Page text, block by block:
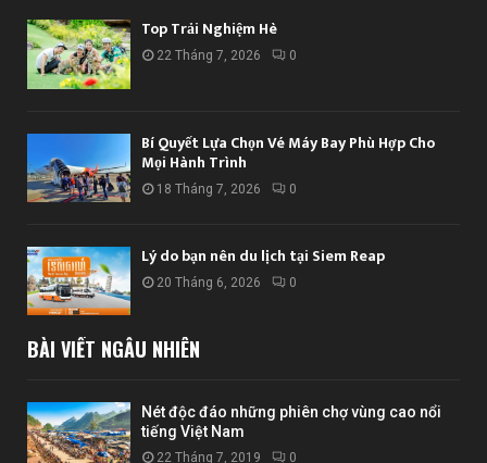
Top Trải Nghiệm Hè
22 Tháng 7, 2026 0
Bí Quyết Lựa Chọn Vé Máy Bay Phù Hợp Cho
Mọi Hành Trình
18 Tháng 7, 2026 0
Lý do bạn nên du lịch tại Siem Reap
20 Tháng 6, 2026 0
BÀI VIẾT NGẪU NHIÊN
Nét độc đáo những phiên chợ vùng cao nổi
tiếng Việt Nam
22 Tháng 7, 2019 0